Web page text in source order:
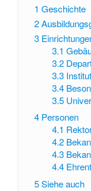
1 Geschichte
2
3
3.1
3.2
3.3
3.4
3.5
4 Personen
4.1
4.2
4.3
4.4
5Siehe auch